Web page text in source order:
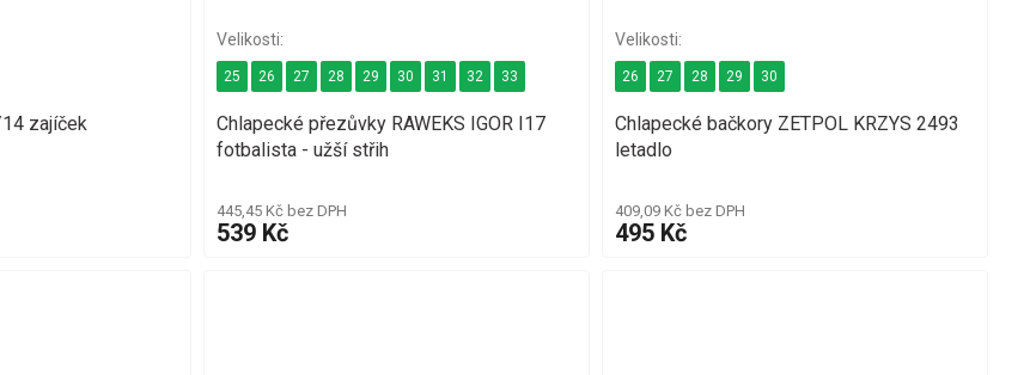
zajíček
Chlapecké přezůvky RAWEKS IGOR I17
fotbalista - užší střih
445,45 Kč bez DPH
539 Kč
25 26 27 28 29 30 31 32 33
Chlapecké bačkory ZETPOL KRZYS 2493
letadlo
409,09 Kč bez DPH
495 Kč
26 27 28 29 30